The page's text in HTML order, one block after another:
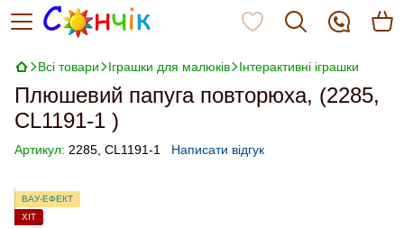
Всі товари Іграшки для малюків Інтерактивні іграшки
Плюшевий папуга повторюха, (2285,
CL1191-1 )
Артикул: 2285, CL1191-1 Написати відгук
ВАУ-ЕФЕКТ
ХІТ